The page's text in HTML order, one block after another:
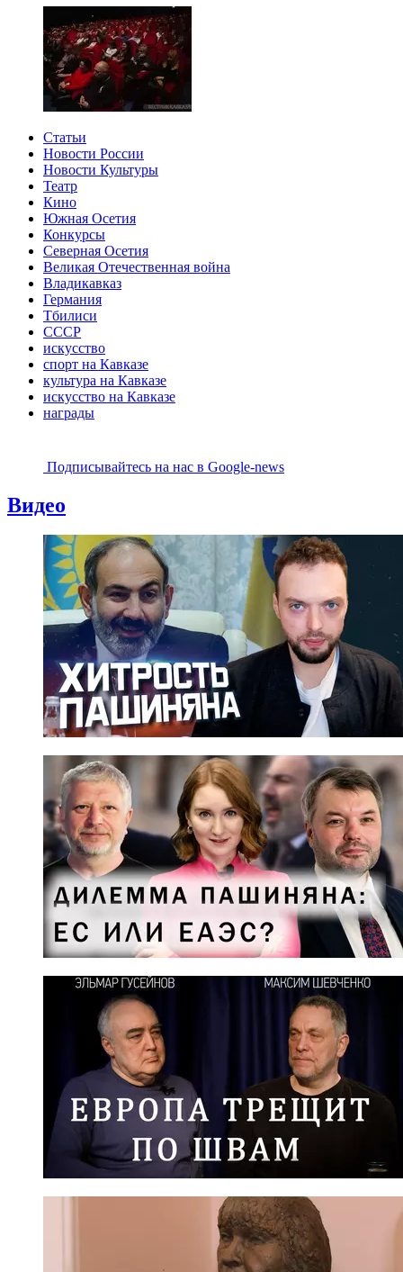
Статьи
Новости России
Новости Культуры
Театр
Кино
Южная Осетия
Конкурсы
Северная Осетия
Великая Отечественная война
Владикавказ
Германия
Тбилиси
СССР
искусство
спорт на Кавказе
культура на Кавказе
искусство на Кавказе
награды
Подписывайтесь на наc в Google-news
Видео